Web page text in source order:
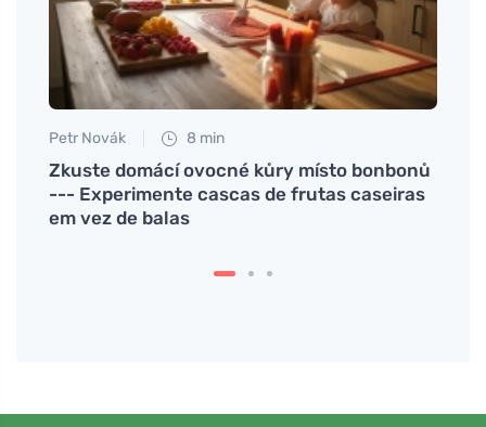
Petr Novák 8 min
Zkuste domácí ovocné kůry místo bonbonů
--- Experimente cascas de frutas caseiras
em vez de balas